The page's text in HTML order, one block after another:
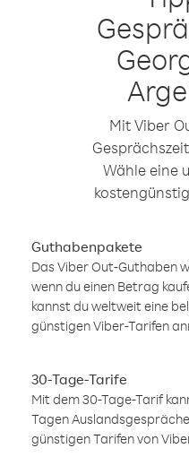
Mit Viber
Wähle eine
Guthabenpakete
Das Viber Out-Guthaben
wenn du einen Betrag
kannst du weltweit eine
günstigen Viber-Tarifen
30-Tage-Tarife
Mit dem 30-Tage-Tarif
Tagen
günstigen Tarifen von